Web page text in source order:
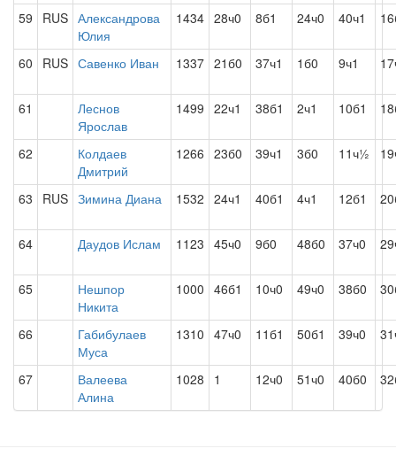
59 RUS Александрова
Юлия
1434 28ч0 8б1 24ч0 40ч1
60 RUS Савенко Иван 1337 21б0 37ч1 1б0 9ч1
61
Леснов
Ярослав
1499 22ч1 38б1 2ч1 10б1
62
Колдаев
Дмитрий
1266 23б0 39ч1 3б0 11ч½
63 RUS Зимина Диана 1532 24ч1 40б1 4ч1 12б1
64 Даудов Ислам 1123 45ч0 9б0 48б0 37ч0
65
Нешпор
Никита
1000 46б1 10ч0 49ч0 38б0
66
Габибулаев
Муса
1310 47ч0 11б1 50б1 39ч0
67
Валеева
Алина
1028 1 12ч0 51ч0 40б0